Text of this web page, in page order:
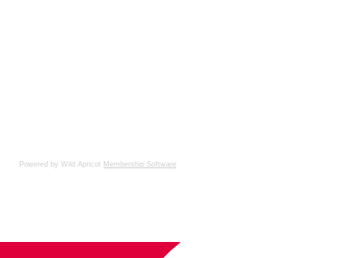
Powered by Wild Apricot Membership Software